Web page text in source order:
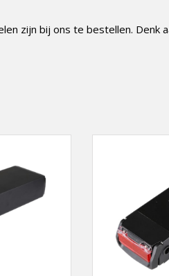
zijn bij ons te bestellen. Denk